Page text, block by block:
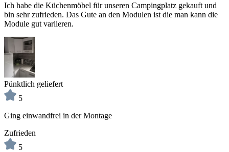
Ich habe die Küchenmöbel für unseren Campingplatz gekauft und
bin sehr zufrieden. Das Gute an den Modulen ist die man kann die
Module gut variieren.
Pünktlich geliefert
5
Ging einwandfrei in der Montage
Zufrieden
5